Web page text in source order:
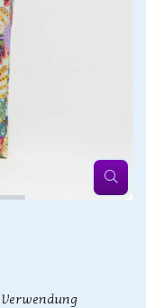
Verwendung